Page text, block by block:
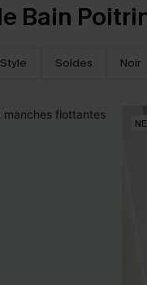
Bain
Style Soldes Noir